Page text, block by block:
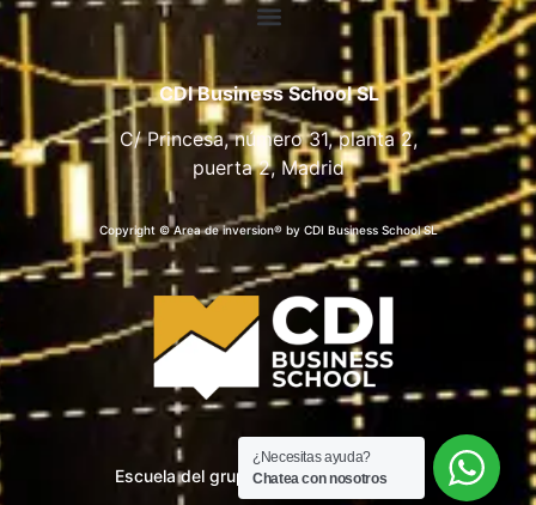
CDI Business School SL
C/ Princesa, número 31, planta 2,
puerta 2, Madrid
Copyright © Area de inversion® by CDI Business School SL
Escuela del grupo CDI Business School
¿Necesitas ayuda?
Chatea con nosotros